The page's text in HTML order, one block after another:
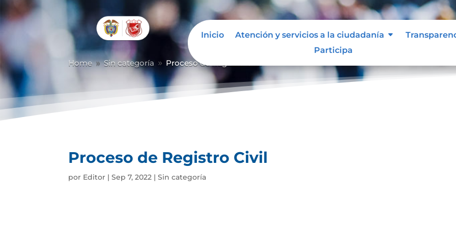
Inicio Atención y servicios a la ciudadanía
Participa
Home 9 Sin categoría 9 Proceso de Registro Civil
Proceso de Registro Civil
por Editor |Sep 7, 2022 |Sin categoría